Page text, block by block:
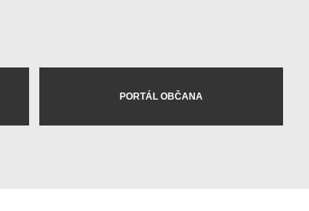
PORTÁL OBČANA